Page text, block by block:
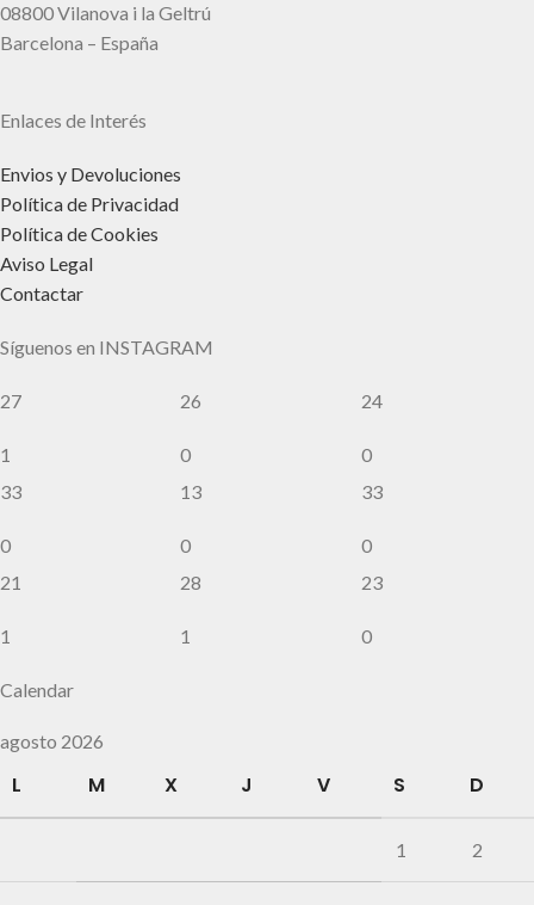
08800 Vilanova i la Geltrú
Barcelona – España
Enlaces de Interés
Envios y Devoluciones
Política de Privacidad
Política de Cookies
Aviso Legal
Contactar
Síguenos en INSTAGRAM
27
1
26
0
24
0
33
0
13
0
33
0
21
1
28
1
23
0
Calendar
agosto 2026
L M X J V S D
1 2